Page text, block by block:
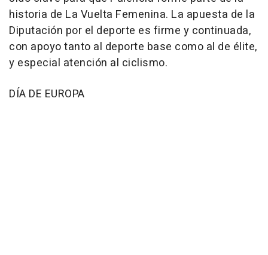
historia de La Vuelta Femenina. La apuesta de la
Diputación por el deporte es firme y continuada,
con apoyo tanto al deporte base como al de élite,
y especial atención al ciclismo.
DÍA DE EUROPA